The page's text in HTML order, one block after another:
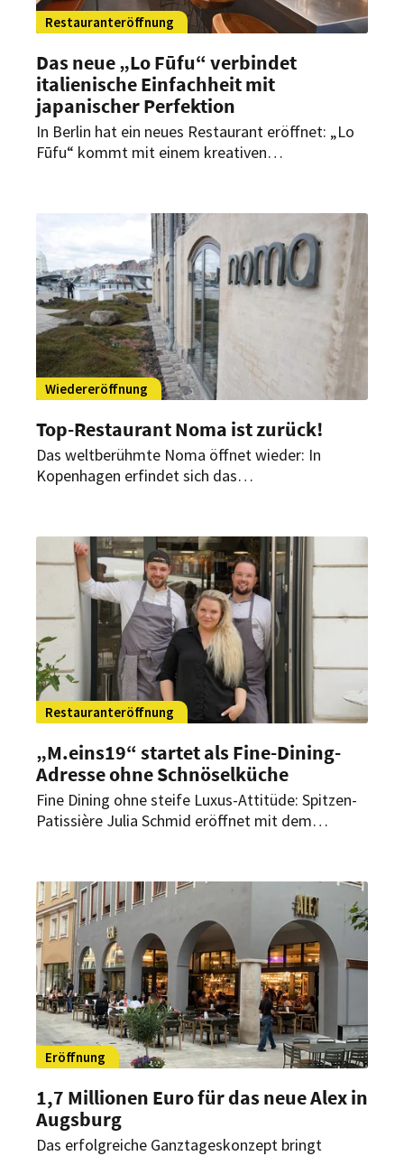
Restauranteröffnung
Das neue „Lo Fūfu“ verbindet
italienische Einfachheit mit
japanischer Perfektion
In Berlin hat ein neues Restaurant eröffnet: „Lo
Fūfu“ kommt mit einem kreativen
soll.
Wiedereröffnung
Top-Restaurant Noma ist zurück!
Das weltberühmte Noma öffnet wieder: In
Kopenhagen erfindet sich das
dabei.
Restauranteröffnung
„M.eins19“ startet als Fine-Dining-
Adresse ohne Schnöselküche
Fine Dining ohne steife Luxus-Attitüde: Spitzen-
Patissière Julia Schmid eröffnet mit dem
fairen Preisen und monatlichen Gastkoch-
Events.
Eröffnung
1,7 Millionen Euro für das neue Alex in
Augsburg
Das erfolgreiche Ganztageskonzept bringt